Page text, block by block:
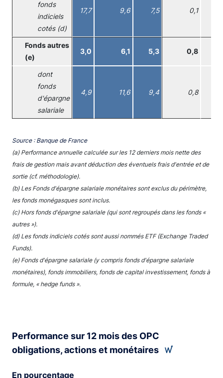
fonds
indiciels
cotés (d)
17,7 9,6 7,5 0,1
Fonds autres
(e)
3,0 6,1 5,3 0,8
dont
fonds
d'épargne
salariale
4,9 11,6 9,4 0,8
Source : Banque de France
(a) Performance annuelle calculée sur les 12 derniers mois nette des
frais de gestion mais avant déduction des éventuels frais d'entrée et de
sortie (cf. méthodologie).
(b) Les Fonds d'épargne salariale monétaires sont exclus du périmètre,
les fonds monégasques sont inclus.
(c) Hors fonds d'épargne salariale (qui sont regroupés dans les fonds «
autres »).
(d) Les fonds indiciels cotés sont aussi nommés ETF (Exchange Traded
Funds).
(e) Fonds d'épargne salariale (y compris fonds d'épargne salariale
monétaires), fonds immobiliers, fonds de capital investissement, fonds à
formule, « hedge funds ».
Performance sur 12 mois des OPC
obligations, actions et monétaires
En pourcentage